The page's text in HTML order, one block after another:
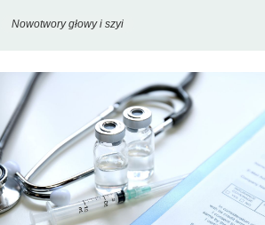
Nowotwory głowy i szyi